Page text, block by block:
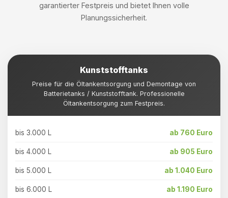
garantierter Festpreis und bietet Ihnen volle
Planungssicherheit.
Kunststofftanks
Preise für die Öltankentsorgung und Demontage von
Batterietanks / Kunststofftank. Professionelle
Öltankentsorgung zum Festpreis.
bis 3.000 L ab 760 Euro
bis 4.000 L ab 905 Euro
bis 5.000 L ab 1.040 Euro
bis 6.000 L ab 1.190 Euro